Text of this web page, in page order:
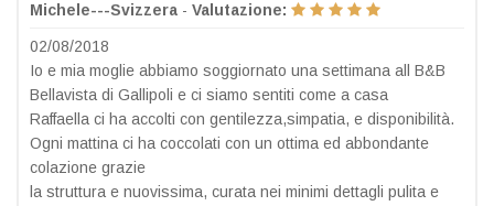
Michele---Svizzera - Valutazione:
02/08/2018
Io e mia moglie abbiamo soggiornato una settimana all B&B
Bellavista di Gallipoli e ci siamo sentiti come a casa
Raffaella ci ha accolti con gentilezza,simpatia, e disponibilità.
Ogni mattina ci ha coccolati con un ottima ed abbondante
colazione grazie
la struttura e nuovissima, curata nei minimi dettagli pulita e